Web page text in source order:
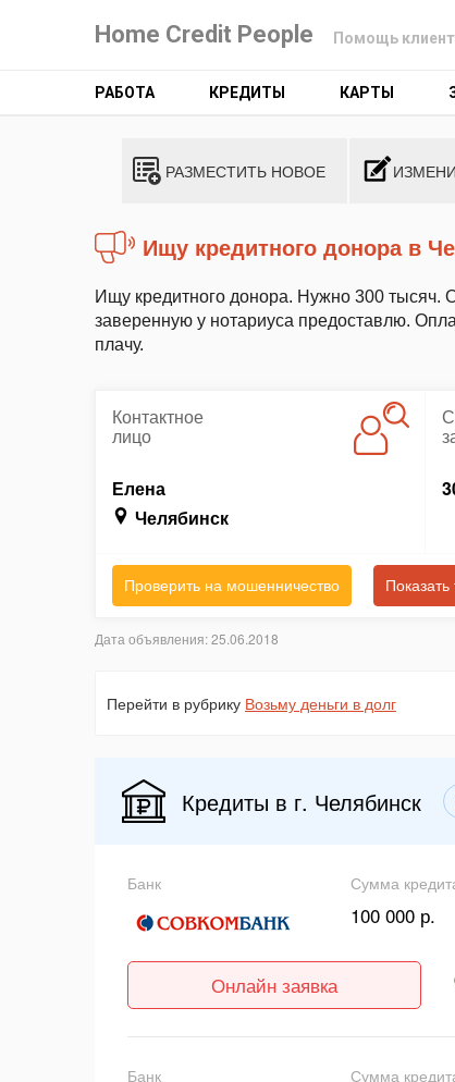
Home Credit People Помощь
РАБОТА КРЕДИТЫ КАРТЫ
РАЗМЕСТИТЬ НОВОЕ
Ищу кредитного донора в
Ищу кредитного донора. Нужно 300 тысяч.
заверенную у нотариуса предоставлю.
плачу.
Контактное
лицо
Елена
Челябинск
Проверить на мошенничество
Дата объявления: 25.06.2018
Перейти в рубрику Возьму деньги в долг
Кредиты в г. Челябинск
Банк Сумма
100 000 р.
Онлайн заявка
Банк Сумма